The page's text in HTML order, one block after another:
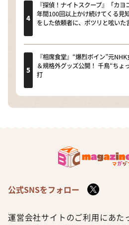
『探偵！ナイトスクープ』「カ
年間100回以上かけ続けてくる見
をした依頼者に、ポツリと呟い
『相席食堂』“爆烈ボイン”元
＆規格外グッズ公開！ 千鳥“ちょ
打
公式SNSをフォロー
運営会社サイトのご利用にあた